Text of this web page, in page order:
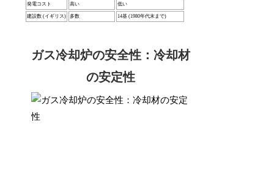
発電コスト 高い 低い
建設数 (イギリス) 多数 14基 (1980年代末まで)
ガス冷却炉の安全性：冷却材
の安定性